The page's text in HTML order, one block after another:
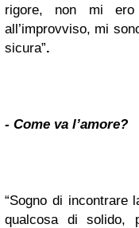
rigore, non mi ero
all’improvviso, mi
sicura”.
- Come va l’amore?
“Sogno di incontrare
qualcosa di solido,